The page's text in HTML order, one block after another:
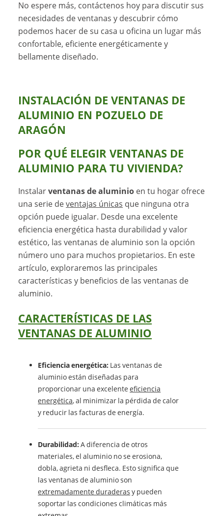
No espere más, contáctenos hoy para discutir sus
necesidades de ventanas y descubrir cómo
podemos hacer de su casa u oficina un lugar más
confortable, eficiente energéticamente y
bellamente diseñado.
INSTALACIÓN DE VENTANAS DE
ALUMINIO EN POZUELO DE
ARAGÓN
POR QUÉ ELEGIRVENTANAS DE
ALUMINIO PARA TU VIVIENDA?
Instalarventanas de aluminio en tu hogar ofrece
una serie deventajas únicas que ninguna otra
opción puede igualar. Desde una excelente
eficiencia energética hasta durabilidad y valor
estético, las ventanas de aluminio son la opción
número uno para muchos propietarios. En este
artículo, exploraremos las principales
características y beneficios de las ventanas de
aluminio.
CARACTERÍSTICAS DE LAS
VENTANAS DE ALUMINIO
Eficiencia energética: Las ventanas de
aluminio están diseñadas para
proporcionar una excelenteeficiencia
energética, al minimizar la pérdida de calor
y reducir las facturas de energía.
Durabilidad:A diferencia de otros
materiales, el aluminio no se erosiona,
dobla, agrieta ni desfleca. Esto significa que
las ventanas de aluminio son
extremadamente duraderas y pueden
soportar las condiciones climáticas más